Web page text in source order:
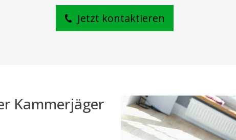
Jetzt kontaktieren
Kammerjäger